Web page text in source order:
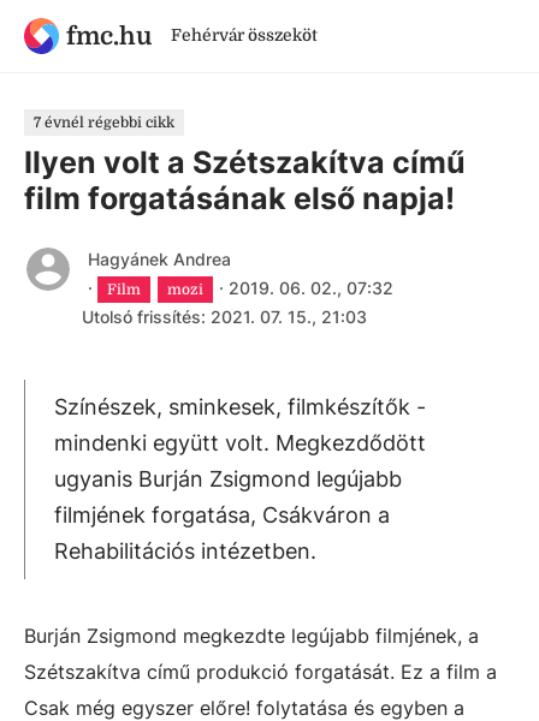
fmc.hu Fehérvár összeköt
7 évnél régebbi cikk
Ilyen volt a Szétszakítva című
film forgatásának első napja!
Hagyánek Andrea
·
Film mozi · 2019. 06. 02., 07:32
Utolsó frissítés: 2021. 07. 15., 21:03
Színészek, sminkesek, filmkészítők -
mindenki együtt volt. Megkezdődött
ugyanis Burján Zsigmond legújabb
filmjének forgatása, Csákváron a
Rehabilitációs intézetben.
Burján Zsigmond megkezdte legújabb filmjének, a
Szétszakítva című produkció forgatását. Ez a film a
Csak még egyszer előre! folytatása és egyben a